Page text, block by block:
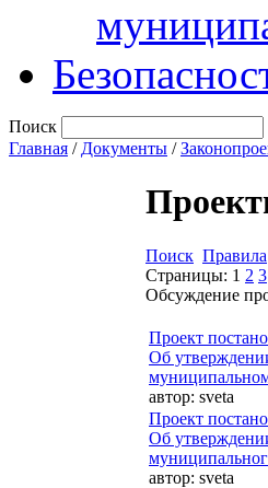
Поиск
Главная / Документы /
Поиск Правила
Страницы: 1 2 3
Обсуждение
Проект
Об
автор: sveta
Проект
Об
автор: sveta